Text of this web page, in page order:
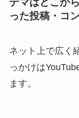
った投稿・コ
ネット上で広く
っかけは
ます。